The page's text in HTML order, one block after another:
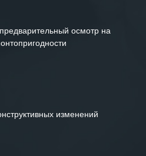
осмотр на
изменений